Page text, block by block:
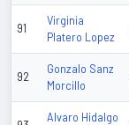
91
Virginia
Platero Lopez
92
Gonzalo Sanz
Morcillo
Alvaro Hidalgo